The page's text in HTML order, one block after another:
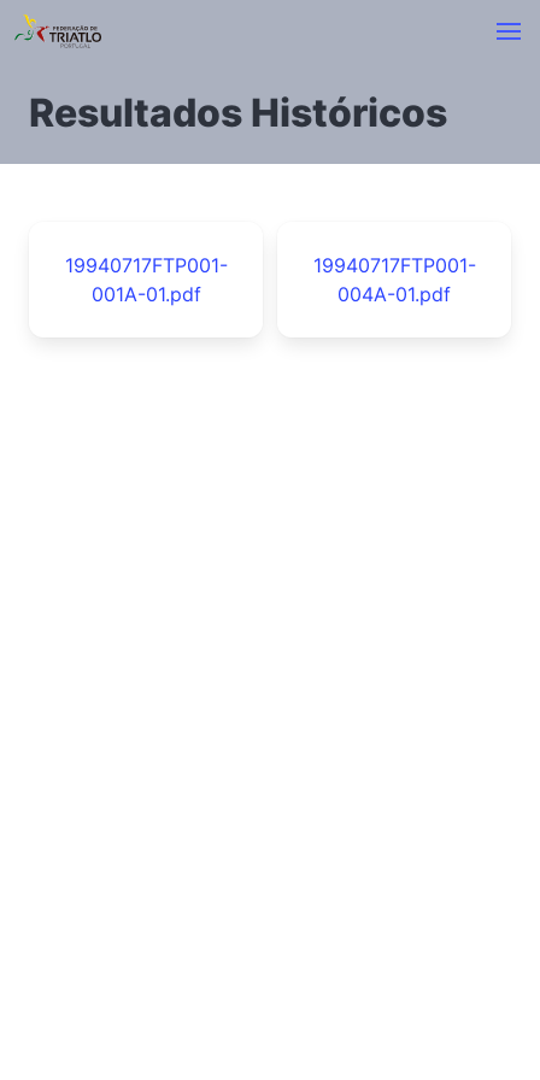
Resultados Históricos
19940717FTP001-
001A-01.pdf
19940717FTP001-
004A-01.pdf